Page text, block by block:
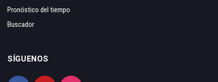
Pronóstico del tiempo
Buscador
SÍGUENOS